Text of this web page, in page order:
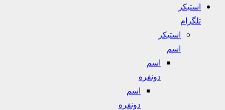
استیکر
تلگرام
استیکر
اسم
اسم
دونفره
اسم
دونفره